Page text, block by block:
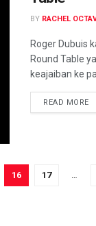
BY RACHEL
Roger Dubuis
Round Table
keajaiban ke
READ MORE
16 17